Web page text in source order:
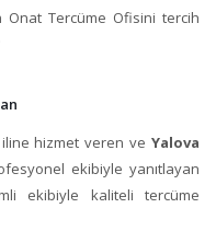
Onat Tercüme Ofisini tercih
hizmet veren ve Yalova
ekibiyle yanıtlayan
ekibiyle kaliteli tercüme